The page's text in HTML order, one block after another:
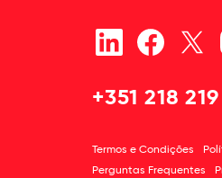
+351 218
Termos e Condições
Perguntas Frequentes